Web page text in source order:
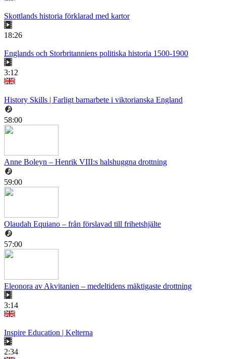
Skottlands historia förklarad med kartor
18:26
Englands och Storbritanniens politiska historia 1500-1900
3:12
History Skills | Farligt barnarbete i viktorianska England
58:00
Anne Boleyn – Henrik VIII:s halshuggna drottning
59:00
Olaudah Equiano – från förslavad till frihetshjälte
57:00
Eleonora av Akvitanien – medeltidens mäktigaste drottning
3:14
Inspire Education | Kelterna
2:34